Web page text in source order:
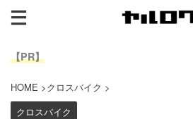
【PR】
HOME >クロスバイク >
クロスバイク